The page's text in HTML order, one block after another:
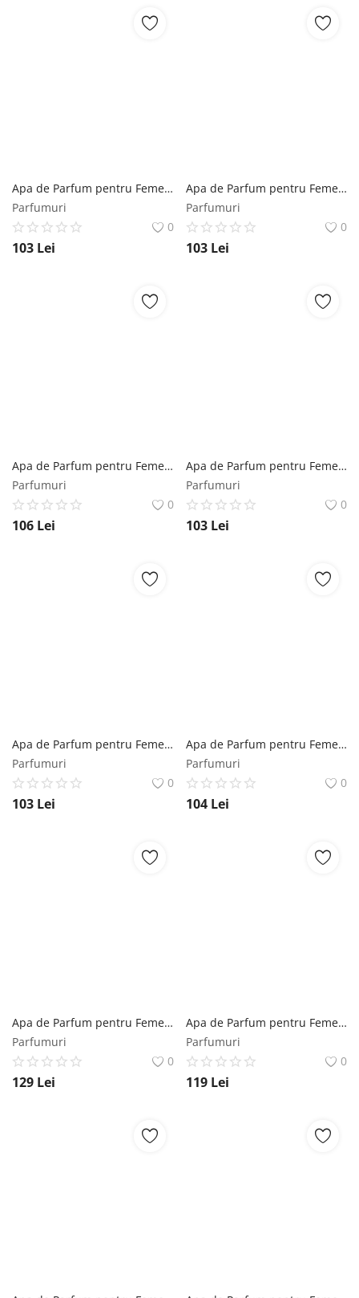
Apa de Parfum pentru Femei - Lattafa Perfumes EDP Hayaati Florence, 100 ml Lattafa
Parfumuri
0
103 Lei
Apa de Parfum pentru Femei - Maison Alhambra EDP Victoria Flower, 100 ml Maison Alhambra
Parfumuri
0
103 Lei
Apa de Parfum pentru Femei - Lattafa Perfumes EDP Shahd, 100 ml Lattafa
Parfumuri
0
106 Lei
Apa de Parfum pentru Femei - Lattafa Perfumes EDP Khaltaat Al Arabia Royal Blends, 100 ml Lattafa
Parfumuri
0
103 Lei
Apa de Parfum pentru Femei - Lattafa Perfumes EDP Opulent Red, 100 ml Lattafa
Parfumuri
0
103 Lei
Apa de Parfum pentru Femei - Lattafa Perfumes EDP Rouat al Musk, 100 ml Lattafa
Parfumuri
0
104 Lei
Apa de Parfum pentru Femei - Maison Alhambra EDP Anarch, 100 ml Maison Alhambra
Parfumuri
0
129 Lei
Apa de Parfum pentru Femei - Lattafa Rave EDP Now Rouge, 100 ml Rave
Parfumuri
0
119 Lei